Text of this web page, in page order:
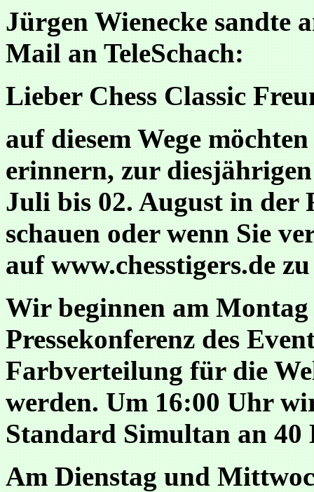
Jürgen Wienecke sandte
Mail an TeleSchach:
Lieber Chess Classic
auf diesem Wege
erinnern, zur
Juli bis 02. August in der
schauen oder wenn Sie
auf www.chesstigers.de
Wir beginnen am
Pressekonferenz des
Farbverteilung für die
werden. Um 16:00 Uhr
Standard Simultan an 40
Am Dienstag und